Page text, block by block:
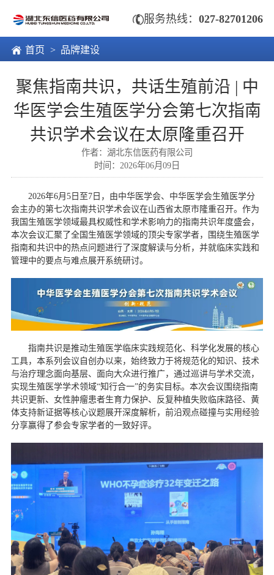
服务热线：027-82701206
 首页 > 品牌建设
聚焦指南共识，共话生殖前沿 | 中
华医学会生殖医学分会第七次指南
共识学术会议在太原隆重召开
作者：湖北东信医药有限公司
时间：2026年06月09日
2026年6月 5日至7日，由中华医学会、中华医学会生殖医学分
会主办的第七次指南共识学术会议在山西省太原市隆重召开。作为
我国生殖医学领域最具权威性和学术影响力的指南共识年度盛会，
本次会议汇聚了全国生殖医学领域的顶尖专家学者，围绕生殖医学
指南和共识中的热点问题进行了深度解读与分析，并就临床实践和
管理中的要点与难点展开系统研讨。
指南共识是推动生殖医学临床实践规范化、科学化发展的核心
工具，本系列会议自创办以来，始终致力于将规范化的知识、技术
与治疗理念面向基层、面向大众进行推广，通过巡讲与学术交流，
实现生殖医学学术领域“知行合一”的务实目标。本次会议围绕指南
共识更新、女性肿瘤患者生育力保护、反复种植失败临床路径、黄
体支持新证据等核心议题展开深度解析，前沿观点碰撞与实用经验
分享赢得了参会专家学者的一致好评。